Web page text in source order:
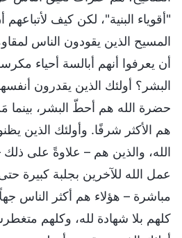
"أقوياء البنية"، لكن كيف
المسيح الذين يقودون الناس
أن يعرفوا أنهم أبالسة أحياء
البشر؟ أولئك الذين يقدرون
حضرة الله هم أحطّ البشر، بينما
هم الأكثر شرفًا. وأولئك الذين
الله، والذين هم – علاوةً على
عمل الله للآخرين بجلبة كبيرة
مباشرة – هؤلاء هم أكثر الناس
كلهم بلا شهادة لله، وكلهم